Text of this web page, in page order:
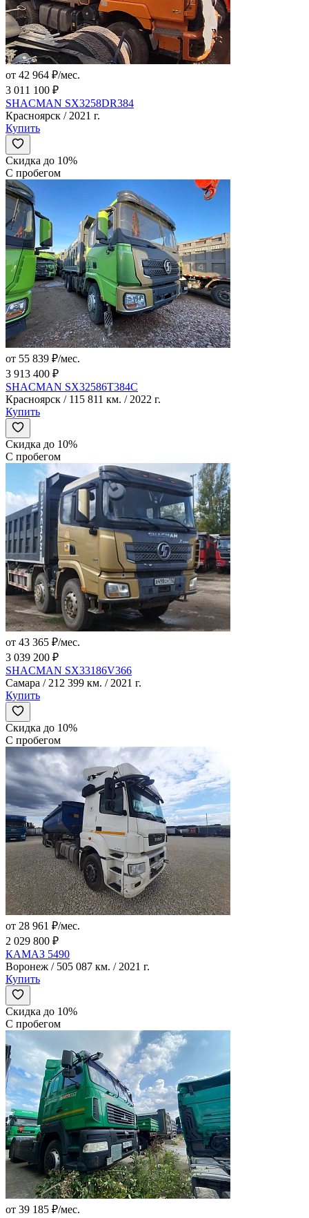
от 42 964 ₽/мес.
3 011 100 ₽
SHACMAN SX3258DR384
Красноярск / 2021 г.
Купить
Скидка до 10%
С пробегом
от 55 839 ₽/мес.
3 913 400 ₽
SHACMAN SX32586T384C
Красноярск / 115 811 км. / 2022 г.
Купить
Скидка до 10%
С пробегом
от 43 365 ₽/мес.
3 039 200 ₽
SHACMAN SX33186V366
Самара / 212 399 км. / 2021 г.
Купить
Скидка до 10%
С пробегом
от 28 961 ₽/мес.
2 029 800 ₽
КАМАЗ 5490
Воронеж / 505 087 км. / 2021 г.
Купить
Скидка до 10%
С пробегом
от 39 185 ₽/мес.